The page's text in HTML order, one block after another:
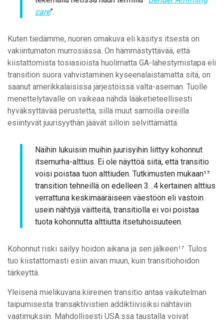
care”.
Kuten tiedämme, nuoren omakuva eli käsitys itsestä on
vakiintumaton murrosiässä. On hämmästyttävää, että
kiistattomista tosiasioista huolimatta GA-lähestymistapa eli
transition suora vahvistaminen kyseenalaistamatta sitä, on
saanut amerikkalaisissa järjestöissä valta-aseman. Tuolle
menettelytavalle on vaikeaa nähdä lääketieteellisesti
hyväksyttävää perustetta, sillä muut samoilla oireilla
esiintyvät juurisyythän jäävät silloin selvittämättä.
Näihin lukuisiin muihin juurisyihin liittyy kohonnut
itsemurha-alttius. Ei ole näyttöä siitä, että transitio
voisi poistaa tuon alttiuden. Tutkimusten mukaan¹⁷
transition tehneillä on edelleen 3…4 kertainen alttius
verrattuna keskimääräiseen väestöön eli vastoin
usein nähtyjä väitteitä, transitiolla ei voi poistaa
tuota kohonnutta alttiutta itsetuhoisuuteen.
Kohonnut riski säilyy hoidon aikana ja sen jälkeen¹⁷. Tulos
tuo kiistattomasti esiin aivan muun, kuin transitiohoidon
tärkeyttä.
Yleisenä mielikuvana kiireinen transitio antaa vaikutelman
taipumisesta transaktivistien addiktiivisiksi nähtäviin
vaatimuksiin. Mahdollisesti USA:ssa taustalla voivat